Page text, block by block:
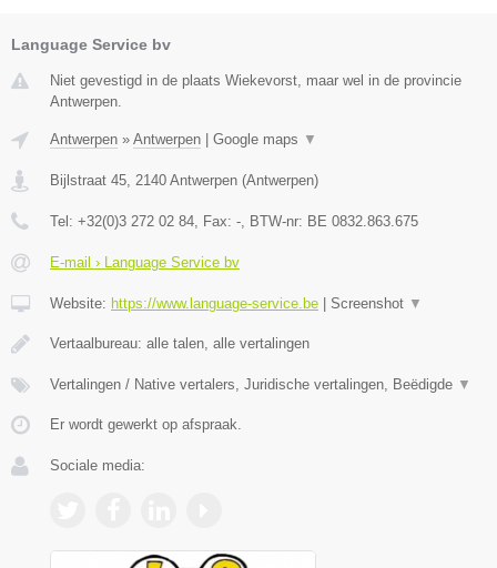
Language Service bv
Niet gevestigd in de plaats Wiekevorst, maar wel in de provincie
Antwerpen.
Antwerpen » Antwerpen Google maps ▼
Bijlstraat 45, 2140 Antwerpen (Antwerpen)
Tel: +32(0)3 272 02 84, Fax: -, BTW-nr: BE 0832.863.675
E-mail › Language Service bv
Website: https://www.language-service.be Screenshot ▼
Vertaalbureau: alle talen, alle vertalingen
Vertalingen / Native vertalers, Juridische vertalingen, Beëdigde ▼
Er wordt gewerkt op afspraak.
Sociale media: